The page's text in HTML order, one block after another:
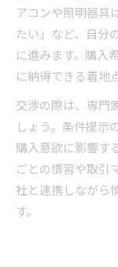
アコンや照明器具
たい」など、自分
に進みます。購入
に納得できる着地
交渉の際は、専門
しょう。条件提示
購入意欲に影響す
ごとの慣習や取引
社と連携しながら
す。